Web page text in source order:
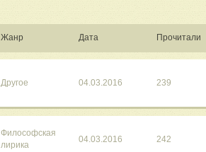
Жанр Дата Прочитали
Другое 04.03.2016 239
Философская
лирика
04.03.2016 242